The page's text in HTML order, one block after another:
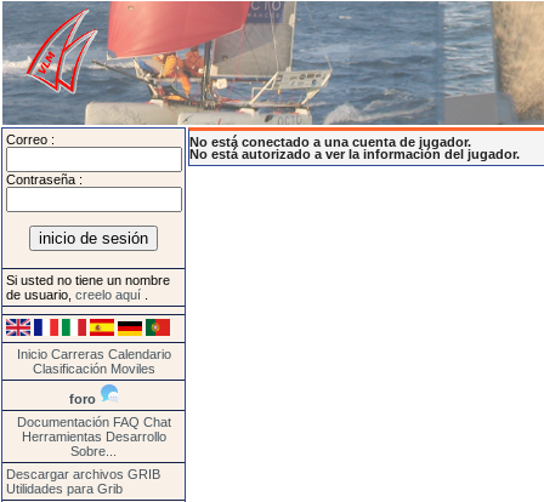
Correo :
Contraseña :
Si usted no tiene un nombre
de usuario, creelo aquí
Inicio Carreras Calendario
Clasificación Moviles
foro
Documentación FAQ Chat
Herramientas Desarrollo
Sobre...
Descargar archivos GRIB
Utilidades para Grib
No está conectado a una cuenta de jugador.
No está autorizado a ver la información del jugador.